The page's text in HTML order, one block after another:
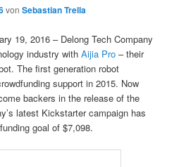
vonSebastian Trella
19, 2016 – Delong Tech Company
industry withAijia Pro – their
The first generation robot
support in 2015. Now
backers in the release of the
latest Kickstarter campaign has
goal of $7,098.